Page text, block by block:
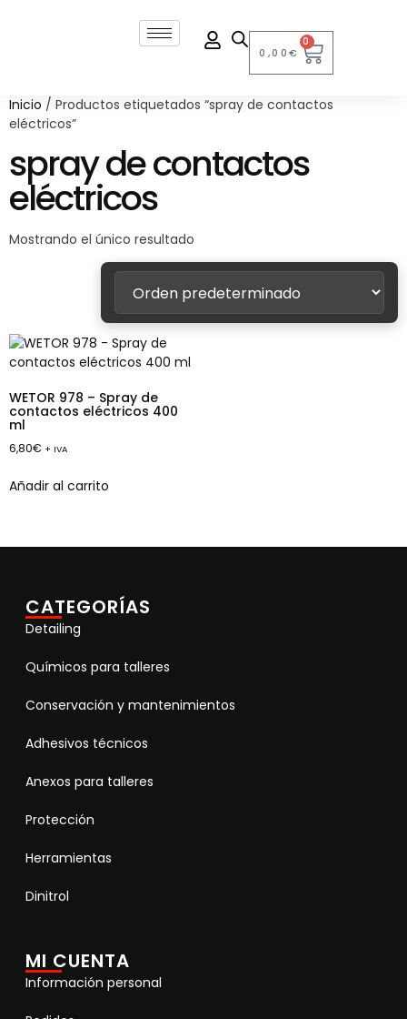
0,00€
0
Inicio / Productos etiquetados “spray de contactos
eléctricos”
spray de contactos
eléctricos
Mostrando el único resultado
WETOR 978 – Spray de
contactos eléctricos 400
ml
6,80€ + IVA
Añadir al carrito
CATEGORÍAS
Detailing
Químicos para talleres
Conservación y mantenimientos
Adhesivos técnicos
Anexos para talleres
Protección
Herramientas
Dinitrol
MI CUENTA
Información personal